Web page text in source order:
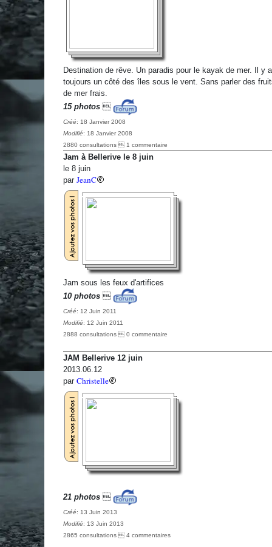
Destination de rêve. Un paradis pour le kayak de mer. Il y a
toujours un côté des îles sous le vent. Sans parler des
de mer frais.
15 photos
Créé: 18 Janvier 2008
Modifié: 18 Janvier 2008
2880 consultations  1 commentaire
Jam à Bellerive le 8 juin
le 8 juin
par JeanC
Jam sous les feux d'artifices
10 photos
Créé: 12 Juin 2011
Modifié: 12 Juin 2011
2888 consultations  0 commentaire
JAM Bellerive 12 juin
2013.06.12
par Christelle
21 photos
Créé: 13 Juin 2013
Modifié: 13 Juin 2013
2865 consultations  4 commentaires